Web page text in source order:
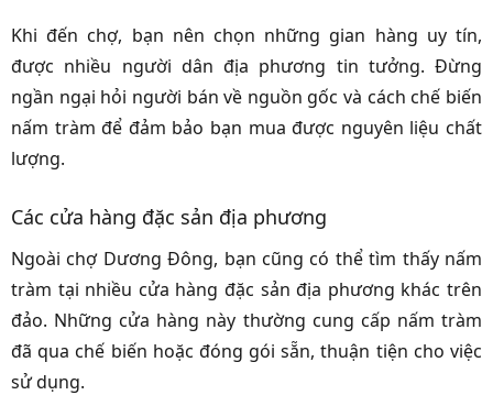
Khi đến chợ, bạn nên chọn những gian hàng uy tín,
được nhiều người dân địa phương tin tưởng. Đừng
ngần ngại hỏi người bán về nguồn gốc và cách chế biến
nấm tràm để đảm bảo bạn mua được nguyên liệu chất
lượng.
Các cửa hàng đặc sản địa phương
Ngoài chợ Dương Đông, bạn cũng có thể tìm thấy nấm
tràm tại nhiều cửa hàng đặc sản địa phương khác trên
đảo. Những cửa hàng này thường cung cấp nấm tràm
đã qua chế biến hoặc đóng gói sẵn, thuận tiện cho việc
sử dụng.